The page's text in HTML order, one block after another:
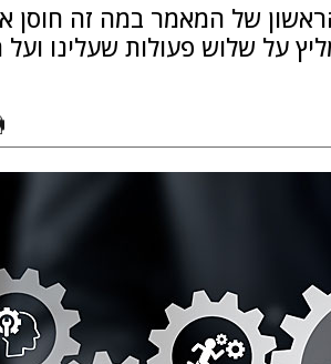
של המאמר במה זה חוסן
על שלוש פעולות שעלינו ועל